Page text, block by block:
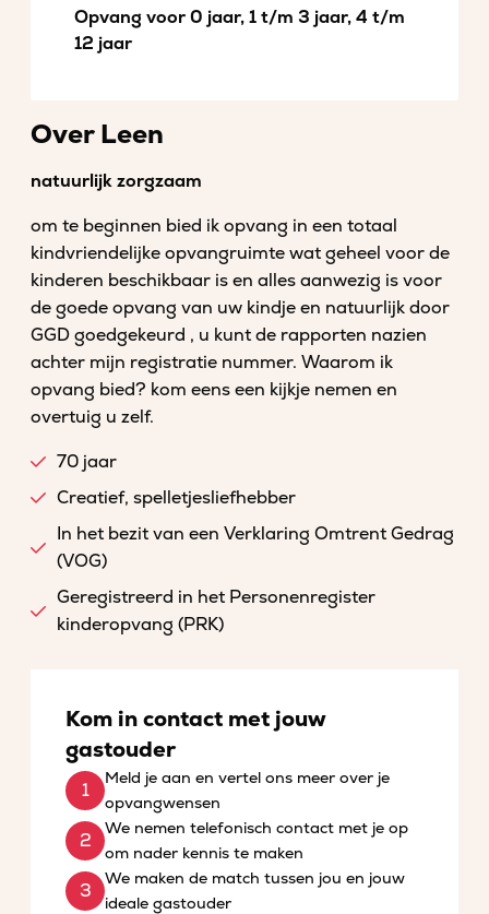
Opvang voor 0 jaar, 1 t/m 3 jaar, 4 t/m
12 jaar
Over Leen
natuurlijk zorgzaam
om te beginnen bied ik opvang in een totaal
kindvriendelijke opvangruimte wat geheel voor de
kinderen beschikbaar is en alles aanwezig is voor
de goede opvang van uw kindje en natuurlijk door
GGD goedgekeurd , u kunt de rapporten nazien
achter mijn registratie nummer. Waarom ik
opvang bied? kom eens een kijkje nemen en
overtuig u zelf.
70 jaar
Creatief, spelletjesliefhebber
In het bezit van een Verklaring Omtrent Gedrag
(VOG)
Geregistreerd in het Personenregister
kinderopvang (PRK)
Kom in contact met jouw
gastouder
Meld je aan en vertel ons meer over je
opvangwensen
We nemen telefonisch contact met je op
om nader kennis te maken
We maken de match tussen jou en jouw
ideale gastouder